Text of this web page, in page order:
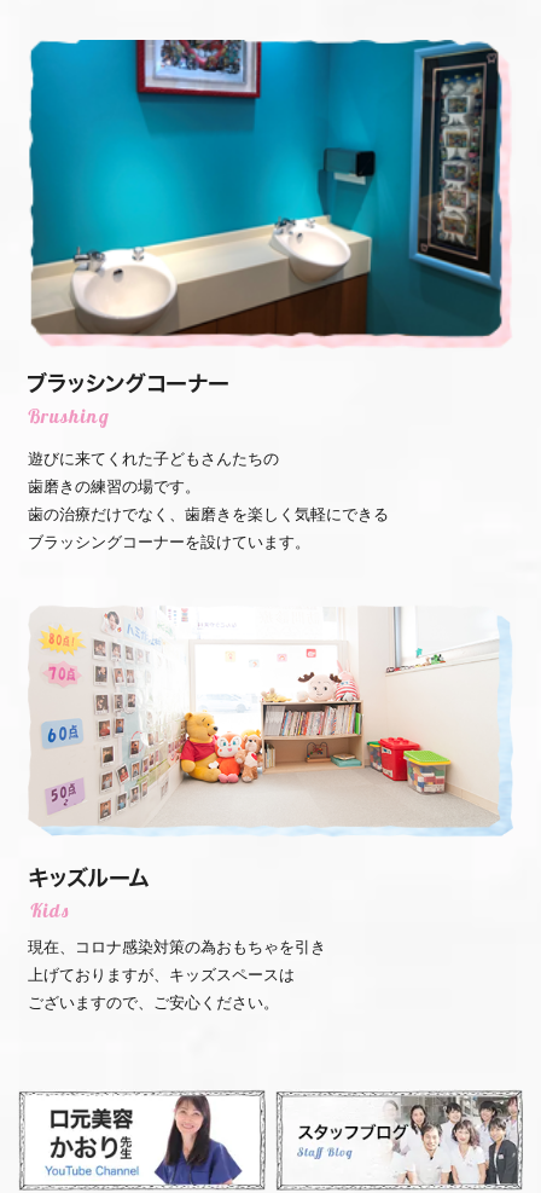
遊びに来てくれた子どもさんたちの
歯磨きの練習の場です。
歯の治療だけでなく、歯磨きを楽しく気軽にできる
ブラッシングコーナーを設けています。
現在、コロナ感染対策の為おもちゃを引き
上げておりますが、キッズスペースは
ございますので、ご安心ください。